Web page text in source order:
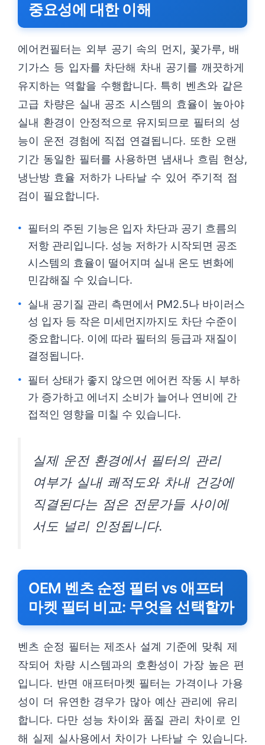
중요성에 대한 이해
에어컨필터는 외부 공기 속의 먼지, 꽃가루, 배
기가스 등 입자를 차단해 차내 공기를 깨끗하게
유지하는 역할을 수행합니다. 특히 벤츠와 같은
고급 차량은 실내 공조 시스템의 효율이 높아야
실내 환경이 안정적으로 유지되므로 필터의 성
능이 운전 경험에 직접 연결됩니다. 또한 오랜
기간 동일한 필터를 사용하면 냄새나 흐림 현상,
냉난방 효율 저하가 나타날 수 있어 주기적 점
검이 필요합니다.
필터의 주된 기능은 입자 차단과 공기 흐름의
저항 관리입니다. 성능 저하가 시작되면 공조
시스템의 효율이 떨어지며 실내 온도 변화에
민감해질 수 있습니다.
실내 공기질 관리 측면에서 PM2.5나 바이러스
성 입자 등 작은 미세먼지까지도 차단 수준이
중요합니다. 이에 따라 필터의 등급과 재질이
결정됩니다.
필터 상태가 좋지 않으면 에어컨 작동 시 부하
가 증가하고 에너지 소비가 늘어나 연비에 간
접적인 영향을 미칠 수 있습니다.
실제 운전 환경에서 필터의 관리
여부가 실내 쾌적도와 차내 건강에
직결된다는 점은 전문가들 사이에
서도 널리 인정됩니다.
OEM 벤츠 순정 필터 vs 애프터
마켓 필터 비교: 무엇을 선택할까
벤츠 순정 필터는 제조사 설계 기준에 맞춰 제
작되어 차량 시스템과의 호환성이 가장 높은 편
입니다. 반면 애프터마켓 필터는 가격이나 가용
성이 더 유연한 경우가 많아 예산 관리에 유리
합니다. 다만 성능 차이와 품질 관리 차이로 인
해 실제 실사용에서 차이가 나타날 수 있습니다.